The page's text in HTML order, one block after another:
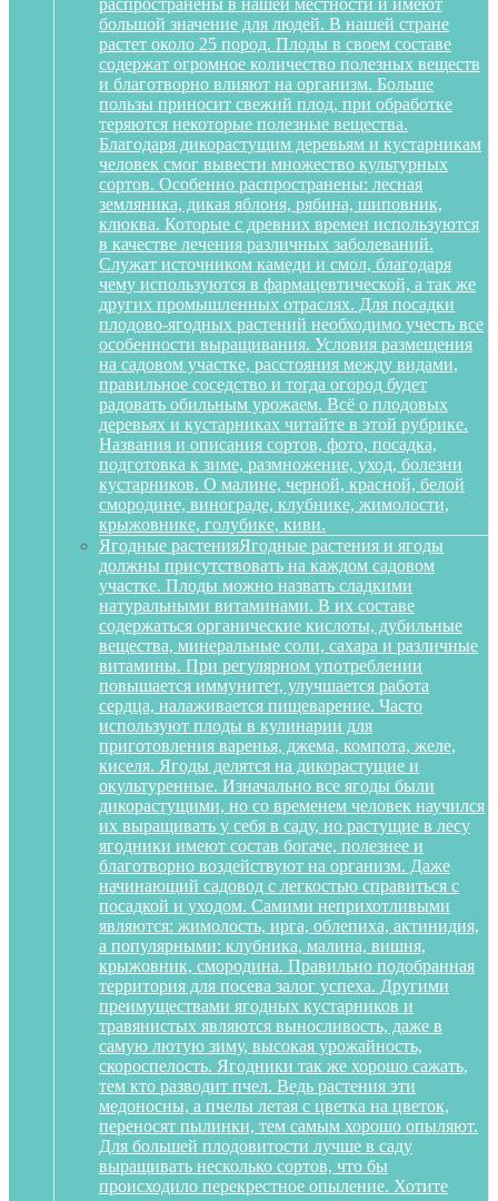
распространены в нашей местности и имеют
большой значение для людей. В нашей стране
растет около 25 пород. Плоды в своем составе
содержат огромное количество полезных веществ
и благотворно влияют на организм. Больше
пользы приносит свежий плод, при обработке
теряются некоторые полезные вещества.
Благодаря дикорастущим деревьям и кустарникам
человек смог вывести множество культурных
сортов. Особенно распространены: лесная
земляника, дикая яблоня, рябина, шиповник,
клюква. Которые с древних времен используются
в качестве лечения различных заболеваний.
Служат источником камеди и смол, благодаря
чему используются в фармацевтической, а так же
других промышленных отраслях. Для посадки
плодово-ягодных растений необходимо учесть все
особенности выращивания. Условия размещения
на садовом участке, расстояния между видами,
правильное соседство и тогда огород будет
радовать обильным урожаем. Всё о плодовых
деревьях и кустарниках читайте в этой рубрике.
Названия и описания сортов, фото, посадка,
подготовка к зиме, размножение, уход, болезни
кустарников. О малине, черной, красной, белой
смородине, винограде, клубнике, жимолости,
крыжовнике, голубике, киви.
Ягодные растенияЯгодные растения и ягоды
должны присутствовать на каждом садовом
участке. Плоды можно назвать сладкими
натуральными витаминами. В их составе
содержаться органические кислоты, дубильные
вещества, минеральные соли, сахара и различные
витамины. При регулярном употреблении
повышается иммунитет, улучшается работа
сердца, налаживается пищеварение. Часто
используют плоды в кулинарии для
приготовления варенья, джема, компота, желе,
киселя. Ягоды делятся на дикорастущие и
окультуренные. Изначально все ягоды были
дикорастущими, но со временем человек научился
их выращивать у себя в саду, но растущие в лесу
ягодники имеют состав богаче, полезнее и
благотворно воздействуют на организм. Даже
начинающий садовод с легкостью справиться с
посадкой и уходом. Самими неприхотливыми
являются: жимолость, ирга, облепиха, актинидия,
а популярными: клубника, малина, вишня,
крыжовник, смородина. Правильно подобранная
территория для посева залог успеха. Другими
преимуществами ягодных кустарников и
травянистых являются выносливость, даже в
самую лютую зиму, высокая урожайность,
скороспелость. Ягодники так же хорошо сажать,
тем кто разводит пчел. Ведь растения эти
медоносны, а пчелы летая с цветка на цветок,
переносят пылинки, тем самым хорошо опыляют.
Для большей плодовитости лучше в саду
выращивать несколько сортов, что бы
происходило перекрестное опыление. Хотите